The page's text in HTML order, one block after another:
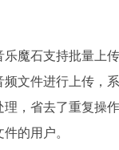
魔石支持批量上
文件进行上传，
，省去了重复操
的用户。